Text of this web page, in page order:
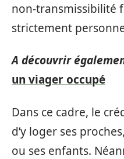
non-transmissibilité
strictement
A découvrir
un viager occupé
Dans ce cadre, le
d’y loger ses
ou ses enfants.